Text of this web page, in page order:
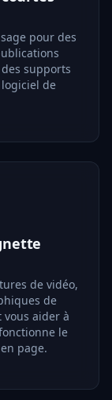
pour des
supports
de
de vidéo,
de
aider à
le
page.